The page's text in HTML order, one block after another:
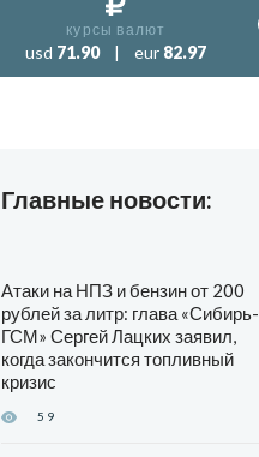
курсы валют
usd 71.90 | eur 82.97
Главные новости:
Атаки на НПЗ и бензин от 200
рублей за литр: глава «Сибирь-
ГСМ» Сергей Лацких заявил,
когда закончится топливный
кризис
59